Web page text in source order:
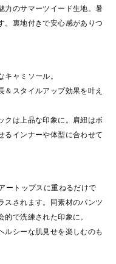
力のサマーツイード生地。暑
。裏地付きで安心感がありつ
ャミソール。
スタイルアップ効果を叶え
クは上品な印象に。肩紐はボ
るインナーや体型に合わせて
ートップスに重ねるだけで
スされます。同素材のパンツ
で洗練された印象に。
ルシーな肌見せを楽しむのも